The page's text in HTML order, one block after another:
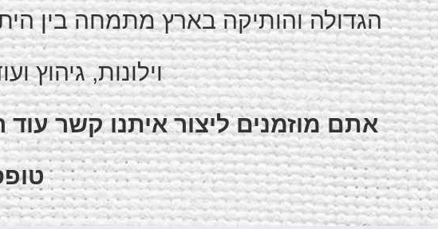
הגדולה והותיקה בארץ מתמחה בין
וילונות, גיהוץ
אתם מוזמנים ליצור איתנו קשר עוד